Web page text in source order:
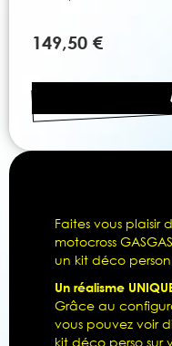
149,50 €
Faites vous plaisir
motocross
un kit déco
Un réalisme
Grâce au
vous pouvez voir
kit déco perso sur